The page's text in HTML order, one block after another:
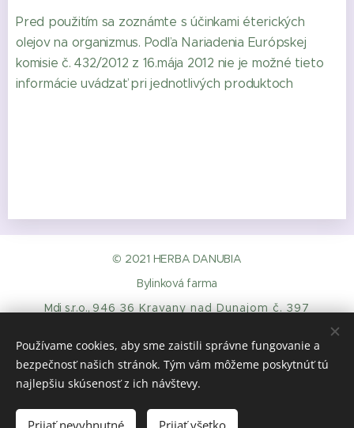
Pred použitím sa zoznámte s účinkami éterických
olejov na organizmus. Podľa Nariadenia Európskej
komisie č. 432/2012 z 16.mája 2012 nie je možné tieto
informácie uvádzať pri jednotlivých produktoch
© 2021 HERBA DANUBIA
Bylinková farma
Mdi s.r.o.,946 36 Kravany nad Dunajom č. 397
Cookies
Jazyky
Používame cookies, aby sme zaistili správne fungovanie a
bezpečnosť našich stránok. Tým vám môžeme poskytnúť tú
najlepšiu skúsenosť z ich návštevy.
Prijať nevyhnutné Prijať všetko